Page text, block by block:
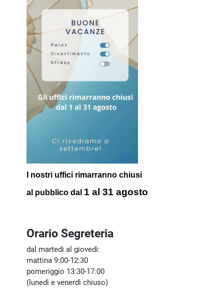
I nostri uffici rimarranno chiusi
al pubblicodal 1 al 31 agosto
Orario Segreteria
dal martedì al giovedì:
mattina 9:00-12:30
pomeriggio 13:30-17:00
(lunedì e venerdì chiuso)